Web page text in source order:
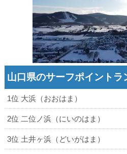
山口県のサーフポイントラ
1位 大浜（おおはま）
2位 二位ノ浜（にいのはま）
3位 土井ヶ浜（どいがはま）